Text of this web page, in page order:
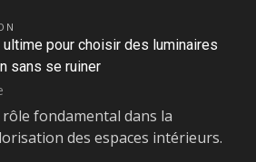
ultime pour choisir des luminaires
sans se ruiner
fondamental dans la
des espaces intérieurs.